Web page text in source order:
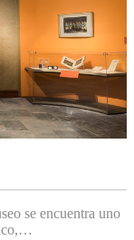
se encuentra uno